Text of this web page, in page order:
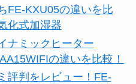
FE-KXU05の違いを比
化式加湿器
ナミックヒーター
の違いを比較！
評判をレビュー！FE-